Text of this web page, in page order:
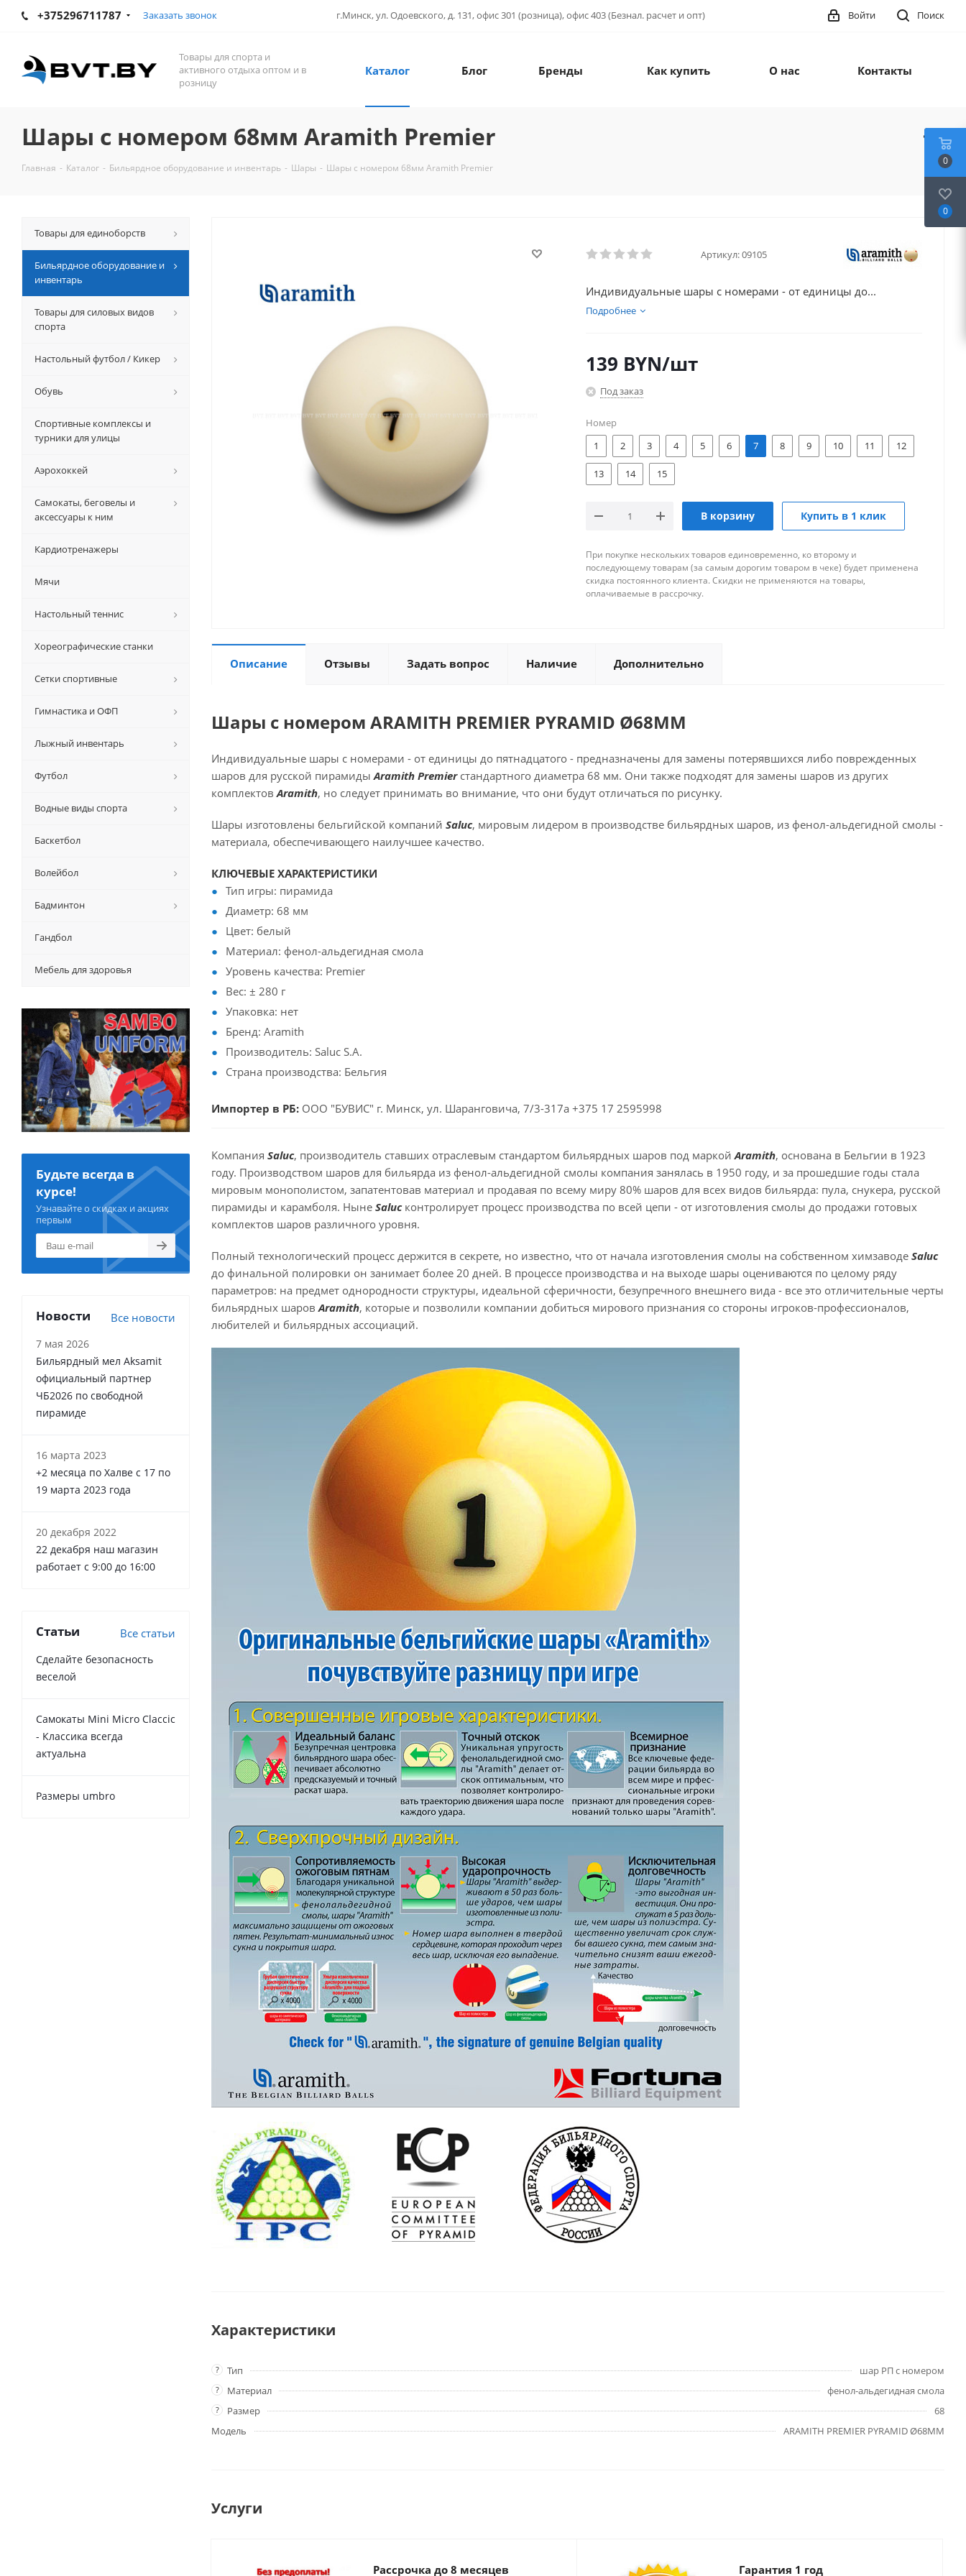
+375296711787 Заказать звонок г.Минск, ул. Одоевского, д. 131, офис 301 (розница), офис 403 (Безнал. расчет и опт) Поиск
Войти
Товары для спорта и
активного отдыха оптом и в
розницу
Каталог Блог Бренды Как купить О нас Контакты
Шары с номером 68мм Aramith Premier
Главная - Каталог - Бильярдное оборудование и инвентарь - Шары - Шары с номером 68мм Aramith Premier
Артикул:09105
Индивидуальные шары с номерами - от единицы до...
Подробнее
139 BYN/шт
Под заказ
Номер
1
2 3 4 5 6 7 8 9 10 11 12
13 14 15
В корзину Купить в 1 клик
При покупке нескольких товаров единовременно, ко второму и
последующему товарам (за самым дорогим товаром в чеке) будет применена
скидка постоянного клиента. Скидки не применяются на товары,
оплачиваемые в рассрочку.
Описание Отзывы Задать вопрос Наличие Дополнительно
Шары с номером ARAMITH PREMIER PYRAMID Ø68ММ
Индивидуальные шары с номерами - от единицы до пятнадцатого - предназначены для замены потерявшихся либо поврежденных
шаров для русской пирамидыAramith Premierстандартного диаметра 68 мм. Они также подходят для замены шаров из других
комплектовAramith, но следует принимать во внимание, что они будут отличаться по рисунку.
Шары изготовлены бельгийской компаний Saluc, мировым лидером в производстве бильярдных шаров, из фенол-альдегидной смолы -
материала, обеспечивающего наилучшее качество.
КЛЮЧЕВЫЕ ХАРАКТЕРИСТИКИ
Тип игры: пирамида
Диаметр: 68 мм
Цвет: белый
Материал: фенол-альдегидная смола
Уровень качества: Premier
Вес: ± 280 г
Упаковка: нет
Бренд: Aramith
Производитель: Saluc S.A.
Страна производства: Бельгия
Импортер в РБ: ООО "БУВИС" г. Минск, ул. Шаранговича, 7/3-317а +375 17 2595998
Компания Saluc, производитель ставших отраслевым стандартом бильярдных шаров под маркойAramith, основана в Бельгии в 1923
году. Производством шаров для бильярда из фенол-альдегидной смолы компания занялась в 1950 году, и за прошедшие годы стала
мировым монополистом, запатентовав материал и продавая по всему миру 80% шаров для всех видов бильярда: пула, снукера, русской
пирамиды и карамболя. Ныне Saluс контролирует процесс производства по всей цепи - от изготовления смолы до продажи готовых
комплектов шаров различного уровня.
Полный технологический процесс держится в секрете, но известно, что от начала изготовления смолы на собственном химзаводе Saluс
до финальной полировки он занимает более 20 дней. В процессе производства и на выходе шары оцениваются по целому ряду
параметров: на предмет однородности структуры, идеальной сферичности, безупречного внешнего вида - все это отличительные черты
бильярдных шаровAramith, которые и позволили компании добиться мирового признания со стороны игроков-профессионалов,
любителей и бильярдных ассоциаций.
Характеристики
? Тип шар РП с номером
? Материал фенол-альдегидная смола
? Размер
68
Модель
ARAMITH PREMIER PYRAMID Ø68ММ
Услуги
Рассрочка до 8 месяцев Гарантия 1 год
Товары для единоборств
Бильярдное оборудование и
инвентарь
Товары для силовых видов
спорта
Настольный футбол / Кикер
Обувь
Спортивные комплексы и
турники для улицы
Аэрохоккей
Самокаты, беговелы и
аксессуары к ним
Кардиотренажеры
Мячи
Настольный теннис
Хореографические станки
Сетки спортивные
Гимнастика и ОФП
Лыжный инвентарь
Футбол
Водные виды спорта
Баскетбол
Волейбол
Бадминтон
Гандбол
Мебель для здоровья
Будьте всегда в
курсе!
Узнавайте о скидках и акциях
первым
Новости Все новости
7 мая 2026
Бильярдный мел Aksamit
официальный партнер
ЧБ2026 по свободной
пирамиде
16 марта 2023
+2 месяца по Халве с 17 по
19 марта 2023 года
20 декабря 2022
22 декабря наш магазин
работает с 9:00 до 16:00
Статьи Все статьи
Сделайте безопасность
веселой
Самокаты Mini Micro Claccic
- Классика всегда
актуальна
Размеры umbro
0
0